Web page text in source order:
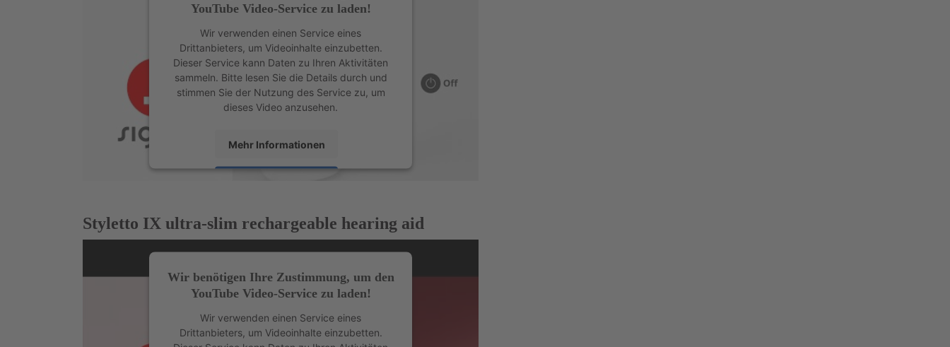
YouTube Video-Service zu laden!
Wir verwenden einen Service eines
Drittanbieters, um Videoinhalte einzubetten.
Dieser Service kann Daten zu Ihren Aktivitäten
sammeln. Bitte lesen Sie die Details durch und
stimmen Sie der Nutzung des Service zu, um
dieses Video anzusehen.
Mehr Informationen
Platform&eRecht24
Styletto IX ultra-slim rechargeable hearing aid
Wir benötigen Ihre Zustimmung, um den
YouTube Video-Service zu laden!
Wir verwenden einen Service eines
Drittanbieters, um Videoinhalte einzubetten.